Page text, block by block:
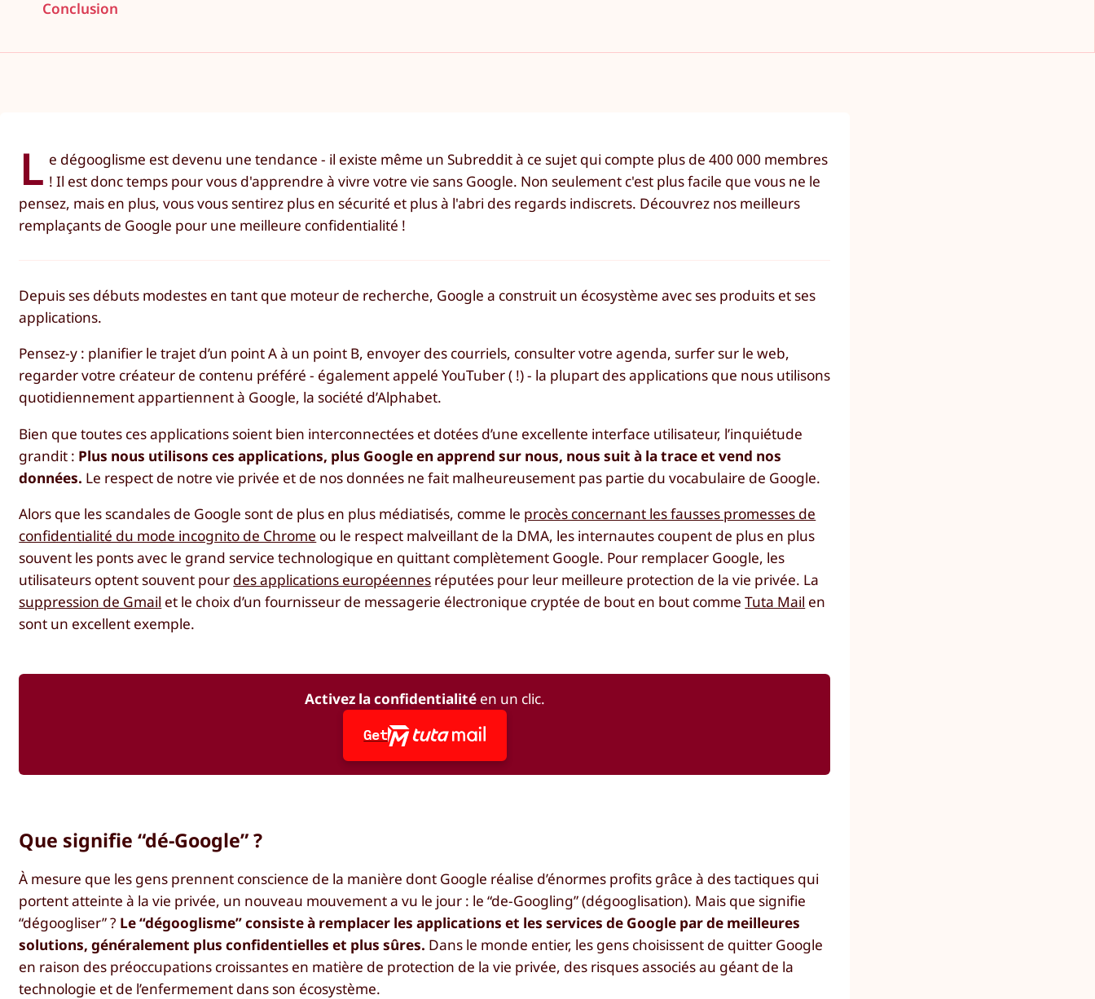
Conclusion
L e dégooglisme est devenu une tendance - il existe même un Subreddit à ce sujet qui compte plus de 400 000 membres
! Il est donc temps pour vous d'apprendre à vivre votre vie sans Google. Non seulement c'est plus facile que vous ne le
pensez, mais en plus, vous vous sentirez plus en sécurité et plus à l'abri des regards indiscrets. Découvrez nos meilleurs
remplaçants de Google pour une meilleure confidentialité !
Depuis ses débuts modestes en tant que moteur de recherche, Google a construit un écosystème avec ses produits et ses
applications.
Pensez-y : planifier le trajet d’un point A à un point B, envoyer des courriels, consulter votre agenda, surfer sur le web,
regarder votre créateur de contenu préféré - également appelé YouTuber ( !) - la plupart des applications que nous utilisons
quotidiennement appartiennent à Google, la société d’Alphabet.
Bien que toutes ces applications soient bien interconnectées et dotées d’une excellente interface utilisateur, l’inquiétude
grandit : Plus nous utilisons ces applications, plus Google en apprend sur nous, nous suit à la trace et vend nos
données. Le respect de notre vie privée et de nos données ne fait malheureusement pas partie du vocabulaire de Google.
Alors que les scandales de Google sont de plus en plus médiatisés, comme le procès concernant les fausses promesses de
confidentialité du mode incognito de Chrome ou le respect malveillant de la DMA, les internautes coupent de plus en plus
souvent les ponts avec le grand service technologique en quittant complètement Google. Pour remplacer Google, les
utilisateurs optent souvent pour des applications européennes réputées pour leur meilleure protection de la vie privée. La
suppression de Gmail et le choix d’un fournisseur de messagerie électronique cryptée de bout en bout commeTuta Mail en
sont un excellent exemple.
Activez la confidentialitéen un clic.
Get
Que signifie “dé-Google” ?
À mesure que les gens prennent conscience de la manière dont Google réalise d’énormes profits grâce à des tactiques qui
portent atteinte à la vie privée, un nouveau mouvement a vu le jour : le “de-Googling” (dégooglisation). Mais que signifie
“dégoogliser” ? Le “dégooglisme” consiste à remplacer les applications et les services de Google par de meilleures
solutions, généralement plus confidentielles et plus sûres. Dans le monde entier, les gens choisissent de quitter Google
en raison des préoccupations croissantes en matière de protection de la vie privée, des risques associés au géant de la
technologie et de l’enfermement dans son écosystème.